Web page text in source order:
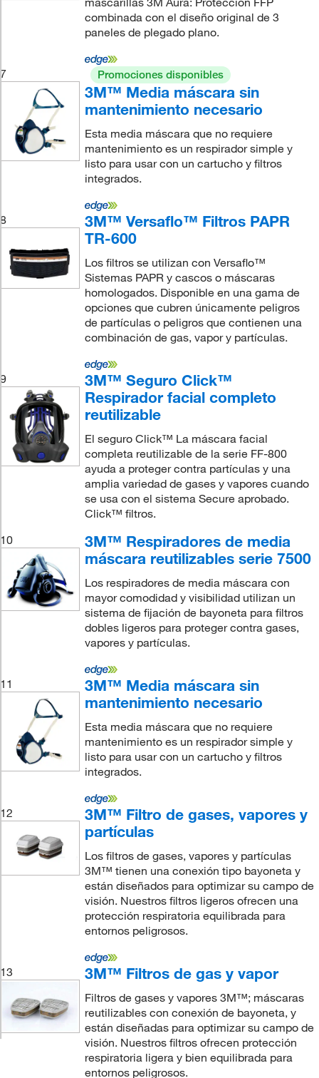
combinada con el diseño original de 3
paneles de plegado plano.
7 Promociones disponibles
3M™ Media máscara sin
mantenimiento necesario
Esta media máscara que no requiere
mantenimiento es un respirador simple y
listo para usar con un cartucho y filtros
integrados.
8
3M™ Versaflo™ Filtros PAPR
TR-600
Los filtros se utilizan con Versaflo™
Sistemas PAPR y cascos o máscaras
homologados. Disponible en una gama de
opciones que cubren únicamente peligros
de partículas o peligros que contienen una
combinación de gas, vapor y partículas.
9
3M™ Seguro Click™
Respirador facial completo
reutilizable
El seguro Click™ La máscara facial
completa reutilizable de la serie FF-800
ayuda a proteger contra partículas y una
amplia variedad de gases y vapores cuando
se usa con el sistema Secure aprobado.
Click™ filtros.
10
3M™ Respiradores de media
máscara reutilizables serie 7500
Los respiradores de media máscara con
mayor comodidad y visibilidad utilizan un
sistema de fijación de bayoneta para filtros
dobles ligeros para proteger contra gases,
vapores y partículas.
11
3M™ Media máscara sin
mantenimiento necesario
Esta media máscara que no requiere
mantenimiento es un respirador simple y
listo para usar con un cartucho y filtros
integrados.
12
3M™ Filtro de gases, vapores y
partículas
Los filtros de gases, vapores y partículas
3M™ tienen una conexión tipo bayoneta y
están diseñados para optimizar su campo de
visión. Nuestros filtros ligeros ofrecen una
protección respiratoria equilibrada para
entornos peligrosos.
13 3M™ Filtros de gas y vapor
Filtros de gases y vapores 3M™; máscaras
reutilizables con conexión de bayoneta, y
están diseñadas para optimizar su campo de
visión. Nuestros filtros ofrecen protección
respiratoria ligera y bien equilibrada para
entornos peligrosos.